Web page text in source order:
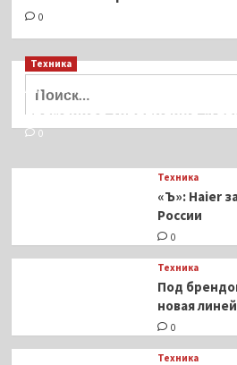
0
Техника
Активы Ariston и Bosch
временное управление
0
Техника
«Ъ»: Haier
России
0
Техника
Под
новая
0
Техника